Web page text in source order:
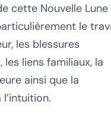
cette Nouvelle Lune
le
les blessures
les liens familiaux, la
ainsi que la